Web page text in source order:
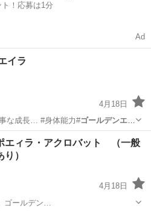
！応募は1分
Ad
イラ
4月18日
な成長… #身体能力#ゴールデンエイ
空手/他格闘技 カポエイラ
ィラ・アクロバット （一般
）
4月18日
ゴールデン…